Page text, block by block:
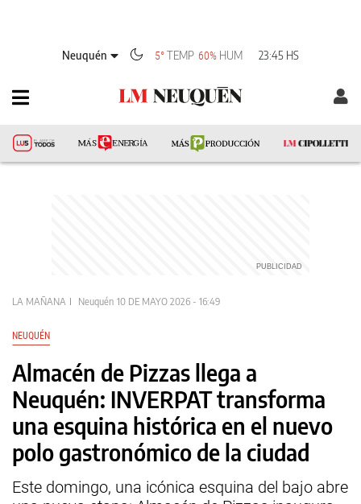
Neuquén 5°TEMP 60% HUM 23:45 HS
LA MAÑANA Neuquén 10 DE MAYO 2026 - 16:49
NEUQUÉN
Almacén de Pizzas llega a
Neuquén: INVERPAT transforma
una esquina histórica en el nuevo
polo gastronómico de la ciudad
Este domingo, una icónica esquina del bajo abre